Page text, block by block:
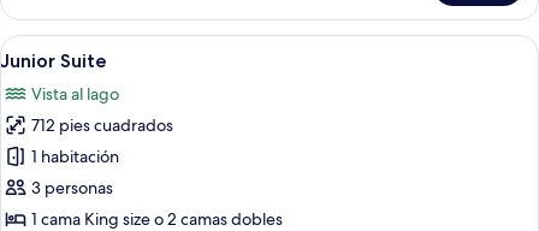
Suite
View
Single
Abrir
todas
las
fotos
de
Junior
Suite
Un dormitorio moderno con una
8
Junior Suite
Vista al lago
712 pies cuadrados
1 habitación
3 personas
1 cama King size o 2 camas dobles